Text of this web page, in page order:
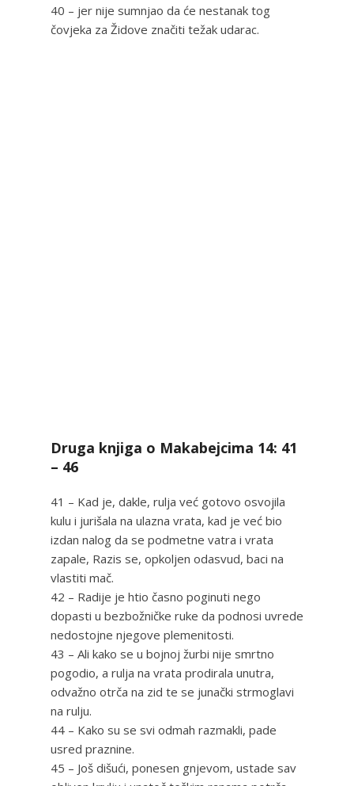
40 – jer nije sumnjao da će nestanak tog
čovjeka za Židove značiti težak udarac.
Druga knjiga o Makabejcima 14: 41
– 46
41 – Kad je, dakle, rulja već gotovo osvojila
kulu i jurišala na ulazna vrata, kad je već bio
izdan nalog da se podmetne vatra i vrata
zapale, Razis se, opkoljen odasvud, baci na
vlastiti mač.
42 – Radije je htio časno poginuti nego
dopasti u bezbožničke ruke da podnosi uvrede
nedostojne njegove plemenitosti.
43 – Ali kako se u bojnoj žurbi nije smrtno
pogodio, a rulja na vrata prodirala unutra,
odvažno otrča na zid te se junački strmoglavi
na rulju.
44 – Kako su se svi odmah razmakli, pade
usred praznine.
45 – Još dišući, ponesen gnjevom, ustade sav